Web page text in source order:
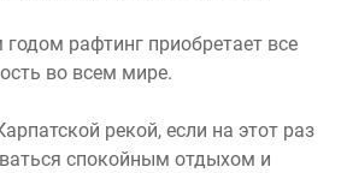
рафтинг приобретает все
во всем мире.
рекой, если на этот раз
спокойным отдыхом и